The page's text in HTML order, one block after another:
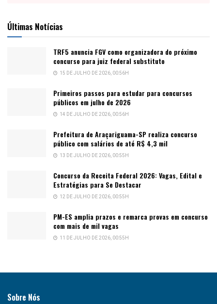
Últimas Notícias
TRF5 anuncia FGV como organizadora do próximo
concurso para juiz federal substituto
15 DE JULHO DE 2026, 00:56H
Primeiros passos para estudar para concursos
públicos em julho de 2026
14 DE JULHO DE 2026, 00:56H
Prefeitura de Araçariguama-SP realiza concurso
público com salários de até R$ 4,3 mil
13 DE JULHO DE 2026, 00:55H
Concurso da Receita Federal 2026: Vagas, Edital e
Estratégias para Se Destacar
12 DE JULHO DE 2026, 00:55H
PM-ES amplia prazos e remarca provas em concurso
com mais de mil vagas
11 DE JULHO DE 2026, 00:55H
Sobre Nós